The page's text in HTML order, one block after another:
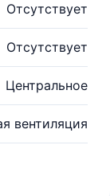
Отсутствует
Отсутствует
Центральное
вентиляция